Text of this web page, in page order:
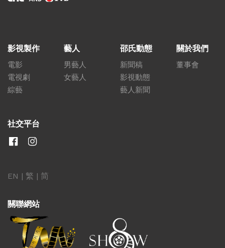
影視製作
電影
電視劇
綜藝
藝人
男藝人
女藝人
邵氏動態
新聞稿
影視動態
藝人新聞
關於我們
董事會
社交平台
EN | 繁 | 简
關聯網站